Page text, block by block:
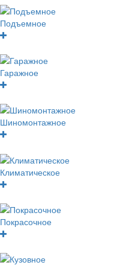
Подъемное
Гаражное
Шиномонтажное
Климатическое
Покрасочное